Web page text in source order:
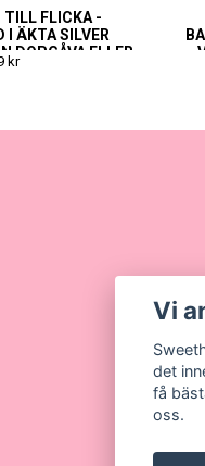
TILL FLICKA -
I ÄKTA SILVER
DOPGÅVA ELLER
kr
Vi
det
få
oss.